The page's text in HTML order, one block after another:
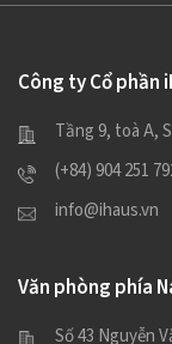
Công ty Cổ phần
Tầng 9, toà A,
(+84) 904 251 792
Văn phòng phía